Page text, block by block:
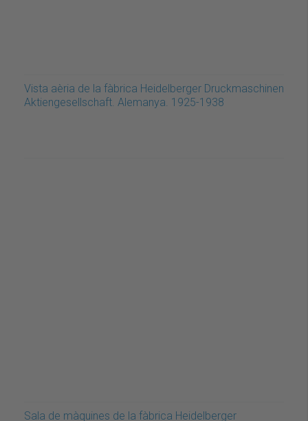
Vista aèria de la fàbrica Heidelberger Druckmaschinen
Aktiengesellschaft. Alemanya. 1925-1938
Sala de màquines de la fàbrica Heidelberger